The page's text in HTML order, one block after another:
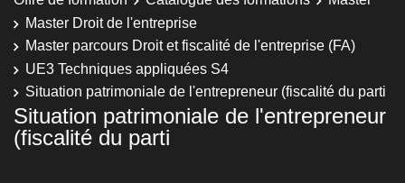
Master Droit de l'entreprise
Master parcours Droit et fiscalité de l'entreprise (FA)
UE3 Techniques appliquées S4
Situation patrimoniale de l'entrepreneur (fiscalité du parti
Situation patrimoniale de l'entrepreneur
(fiscalité du parti